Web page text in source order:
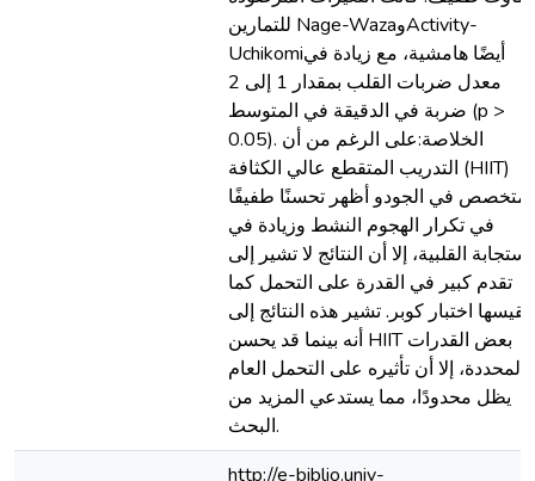
للتمارين Nage-WazaوActivity-
Uchikomiأيضًا هامشية، مع زيادة في
معدل ضربات القلب بمقدار 1 إلى 2
ضربة في الدقيقة في المتوسط (p >
0.05). الخلاصة:على الرغم من أن
التدريب المتقطع عالي الكثافة (HIIT)
في الجودو أظهر تحسنًا طفيفًا
في تكرار الهجوم النشط وزيادة في
القلبية، إلا أن النتائج لا تشير إلى
تقدم كبير في القدرة على التحمل كما
يقيسها اختبار كوبر. تشير هذه النتائج إلى
أنه بينما قد يحسن HIIT بعض القدرات
المحددة، إلا أن تأثيره على التحمل العام
يظل محدودًا، مما يستدعي المزيد من
البحث.
http://e-biblio.univ-